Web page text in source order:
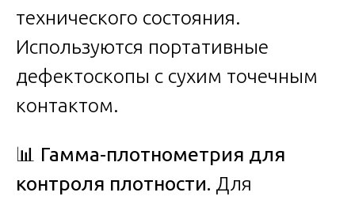
технического состояния.
Используются портативные
дефектоскопы с сухим точечным
контактом.
📊 Гамма-плотнометрия для
контроля плотности. Для